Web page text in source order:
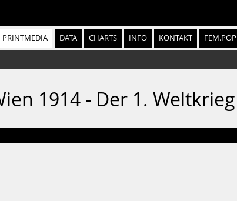
PRINTMEDIA DATA CHARTS INFO KONTAKT FEM.POP
1914 - Der 1. Weltkrieg